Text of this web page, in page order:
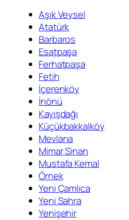
Aşık Veysel
Atatürk
Barbaros
Esatpaşa
Ferhatpaşa
Fetih
İçerenköy
İnönü
Kayışdağı
Küçükbakkalköy
Mevlana
Mimar Sinan
Mustafa Kemal
Örnek
Yeni Çamlıca
Yeni Sahra
Yenişehir